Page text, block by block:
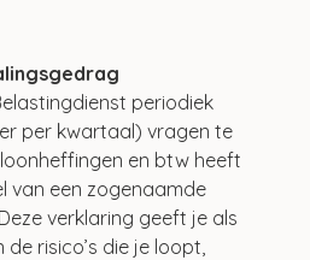
periodiek
per kwartaal) vragen te
en btw heeft
van een zogenaamde
verklaring geeft je als
risico’s die je loopt,